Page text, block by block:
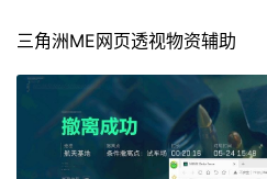
三角洲ME网页透视物资辅助